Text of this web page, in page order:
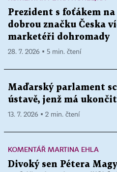
Prezident s foťákem
dobrou značku Česka
marketéři dohromady
28. 7. 2026 ▪ 5 min. čtení
Maďarský parlament
ústavě, jenž má
13. 7. 2026 ▪ 2 min. čtení
KOMENTÁŘ MARTINA EHLA
Divoký sen Pétera